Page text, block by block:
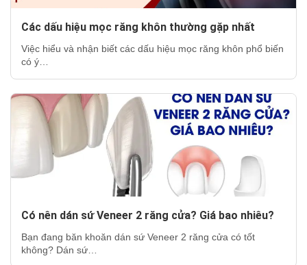
Các dấu hiệu mọc răng khôn thường gặp nhất
Việc hiểu và nhận biết các dấu hiệu mọc răng khôn phổ biến
có ý…
Có nên dán sứ Veneer 2 răng cửa? Giá bao nhiêu?
Bạn đang băn khoăn dán sứ Veneer 2 răng cửa có tốt
không? Dán sứ…